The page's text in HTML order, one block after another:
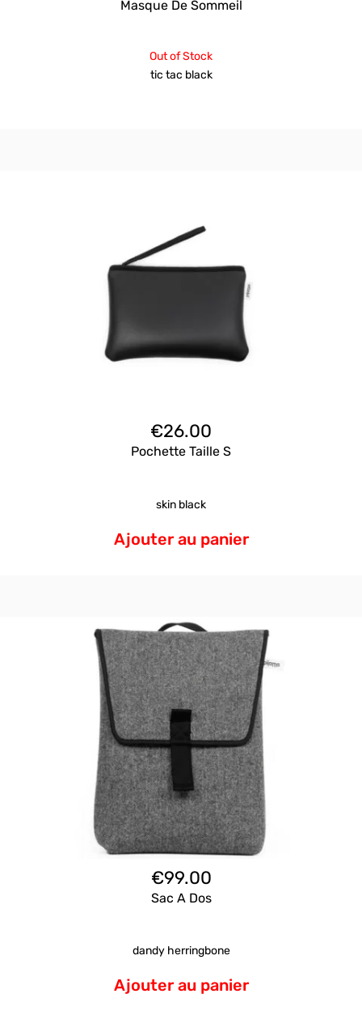
Masque De Sommeil
Out of Stock
tic tac black
€26.00
Pochette Taille S
skin black
Ajouter au panier
€99.00
Sac A Dos
dandy herringbone
Ajouter au panier